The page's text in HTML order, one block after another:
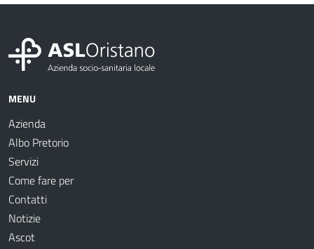
MENU
Azienda
Albo Pretorio
Servizi
Come fare per
Contatti
Notizie
Ascot